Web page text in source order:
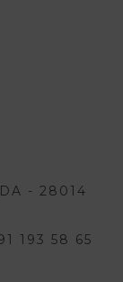
- 28014
193 58 65